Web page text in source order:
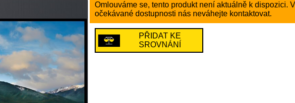
Omlouváme se, tento produkt není aktuálně k dispozici.
očekávané dostupnosti nás neváhejte kontaktovat.
PŘIDAT KE
SROVNÁNÍ